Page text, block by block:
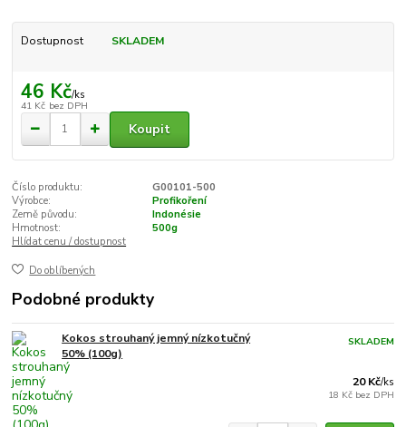
Dostupnost SKLADEM
46 Kč/ks
41 Kč bez DPH
Koupit
Číslo produktu:
G00101-500
Výrobce:
Profikoření
Země původu:
Indonésie
Hmotnost:
500g
Hlídat cenu / dostupnost
Do oblíbených
Podobné produkty
Kokos strouhaný jemný nízkotučný
50% (100g)
20 Kč/ks
18 Kč bez DPH
SKLADEM